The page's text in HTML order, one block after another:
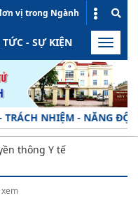
vị trong Ngành
- SỰ KIỆN HOẠT
Toggle
NHIỆM - NĂNG ĐỘNG -
thông Y tế